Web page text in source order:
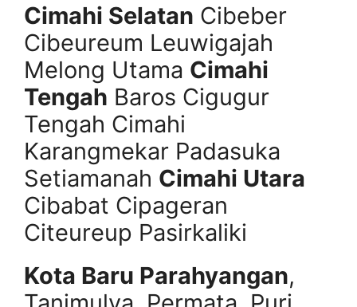
Cimahi Selatan Cibeber
Cibeureum Leuwigajah
Melong Utama Cimahi
Tengah Baros Cigugur
Tengah Cimahi
Karangmekar Padasuka
Setiamanah Cimahi Utara
Cibabat Cipageran
Citeureup Pasirkaliki
Kota Baru Parahyangan,